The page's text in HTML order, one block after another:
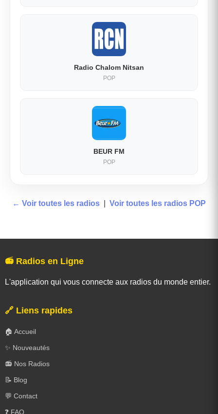
Radio Chalom Nitsan
POP
BEUR FM
POP
← Voir toutes les radios Voir toutes les radios POP
📻 Radios en Ligne
L'application qui vous connecte aux radios du monde entier.
🔗 Liens rapides
🏠 Accueil
✨ Nouveautés
📻 Nos Radios
📝 Blog
💬 Contact
❓ FAQ